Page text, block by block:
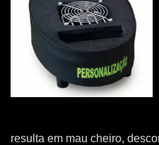
resulta em mau cheiro,